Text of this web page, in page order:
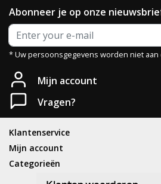
Abonneer je op onze
* Uw persoonsgegevens worden niet
Mijn account
Vragen?
Klantenservice
Mijn account
Categorieën